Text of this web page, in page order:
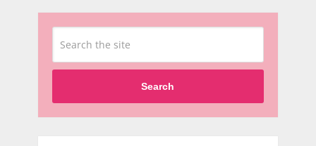
Search